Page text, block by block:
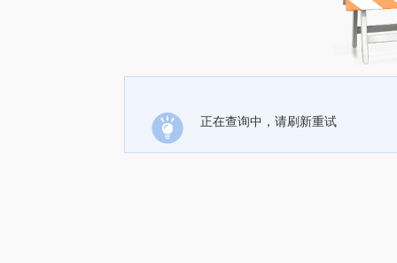
正在查询中，请刷新重试